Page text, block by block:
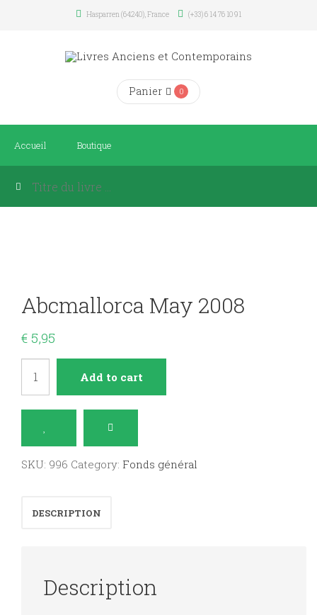
Hasparren (64240), France (+33) 6 14 76 10 91
Panier 0
Accueil Boutique
Abcmallorca May 2008
€ 5,95
2008
quantity
Add to cart
SKU: 996 Category: Fonds général
DESCRIPTION
Description